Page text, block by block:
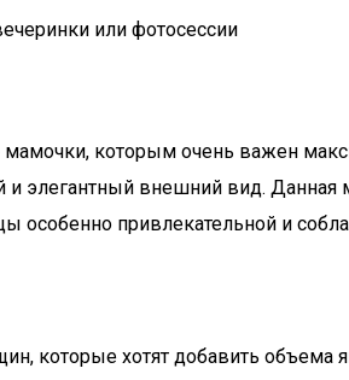
или фотосессии
которым очень важен
и элегантный внешний вид.
особенно привлекательной и
которые хотят добавить объема